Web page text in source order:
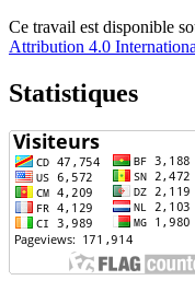
Ce travail est disponible
Attribution 4.0
Statistiques